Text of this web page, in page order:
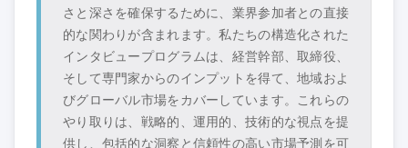
カスタマイズを依頼する →
さと深さを確保するために、業界参加者との直接
的な関わりが含まれます。私たちの構造化された
インタビュープログラムは、経営幹部、取締役、
そして専門家からのインプットを得て、地域およ
びグローバル市場をカバーしています。これらの
やり取りは、戦略的、運用的、技術的な視点を提
供し、包括的な洞察と信頼性の高い市場予測を可